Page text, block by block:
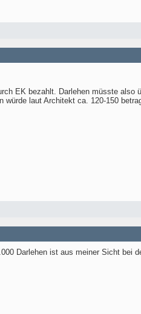
EK bezahlt. Darlehen müsste
würde laut Architekt ca. 120-150
Darlehen ist aus meiner Sicht bei